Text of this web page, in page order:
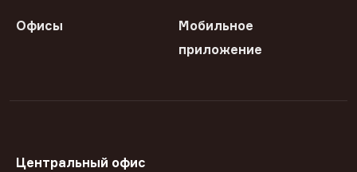
Офисы
Мобильное
приложение
Центральный офис